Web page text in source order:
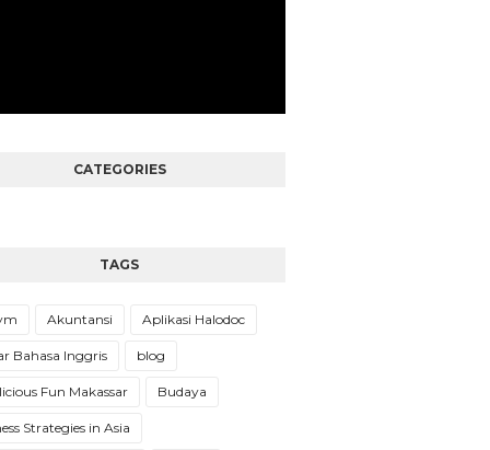
CATEGORIES
TAGS
Akuntansi Aplikasi Halodoc
Bahasa Inggris blog
Fun Makassar Budaya
Strategies in Asia